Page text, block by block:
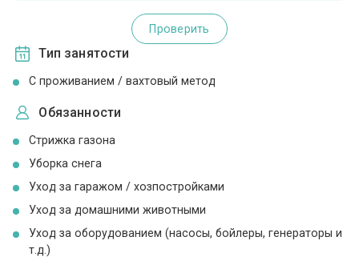
Проверить
Тип занятости
С проживанием / вахтовый метод
Обязанности
Стрижка газона
Уборка снега
Уход за гаражом / хозпостройками
Уход за домашними животными
Уход за оборудованием (насосы, бойлеры, генераторы и
т.д.)